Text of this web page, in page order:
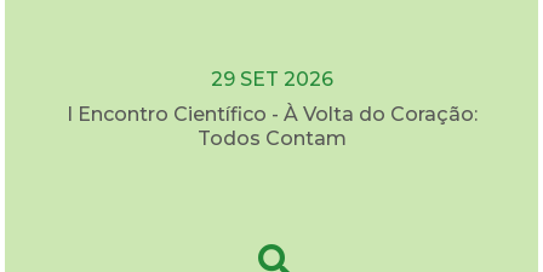
29 SET 2026
I Encontro Científico - À Volta do Coração:
Todos Contam